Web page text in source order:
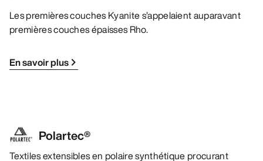
Les premières couches Kyanite s’appelaient auparavant
premières couches épaisses Rho.
En savoir plus
Polartec®
Textiles extensibles en polaire synthétique procurant